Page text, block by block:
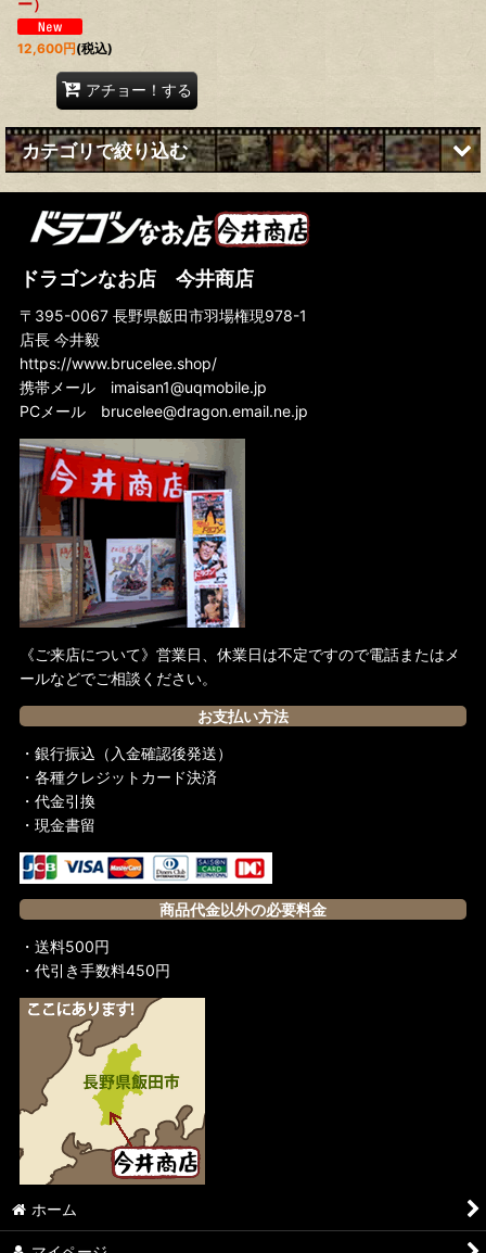
12,600円(税込)
アチョー！する
カテゴリで絞り込む
ブルース・リー本 (全商品)
同人誌
ポスターマガジン
ドラゴンなお店 今井商店
〒395-0067 長野県飯田市羽場権現978-1
店長 今井毅
https://www.brucelee.shop/
携帯メール imaisan1@uqmobile.jp
PCメール brucelee@dragon.email.ne.jp
《ご来店について》営業日、休業日は不定ですので電話またはメ
ールなどでご相談ください。
お支払い方法
・銀行振込（入金確認後発送）
・各種クレジットカード決済
・代金引換
・現金書留
商品代金以外の必要料金
・送料500円
・代引き手数料450円
ホーム